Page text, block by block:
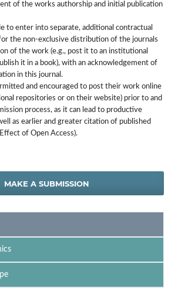
of the works authorship and initial publication
to enter into separate, additional contractual
the non-exclusive distribution of the journals
of the work (e.g., post it to an institutional
it in a book), with an acknowledgement of
in this journal.
and encouraged to post their work online
repositories or on their website) prior to and
process, as it can lead to productive
as earlier and greater citation of published
of Open Access).
MAKE A SUBMISSION